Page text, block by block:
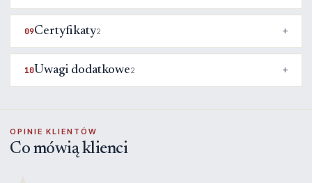
09Certyfikaty2
10Uwagi dodatkowe2
OPINIE KLIENTÓW
Co mówią klienci